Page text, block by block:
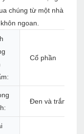
chúng từ một nhà
ngoan.
Cổ phần
Đen và trắng